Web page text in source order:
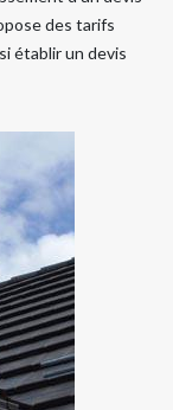
des tarifs
établir un devis